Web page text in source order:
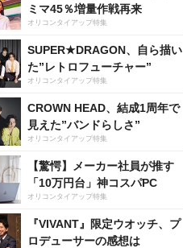
ミマ45％増量作戦再来
オリコンタイアップ特集
SUPER★DRAGON、自ら描い
た”レトロフューチャー”
オリコンタイアップ特集
CROWN HEAD、結成1周年で
見えた”バンドらしさ”
オリコンタイアップ特集
【驚愕】メーカー社員が推す
「10万円台」神コスパPC
オリコンタイアップ特集
『VIVANT』限定ウオッチ、プ
ロデューサーの感想は